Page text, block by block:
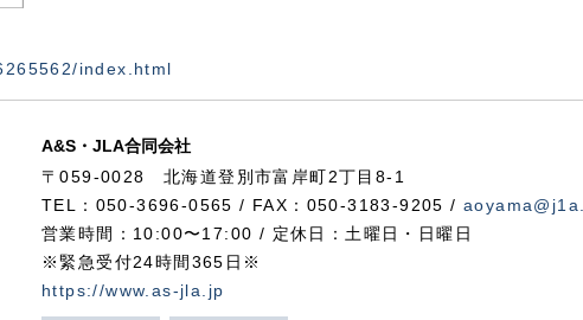
index.html
A&S・JLA合同会社
〒059-0028北海道登別市富岸町2丁目 8-1
TEL：050-3696-0565 / FAX：050-3183-9205 /
営業時間：10:00〜17:00 / 定休日：土曜日・日曜日
※緊急受付24時間365日※
https://www.as-jla.jp